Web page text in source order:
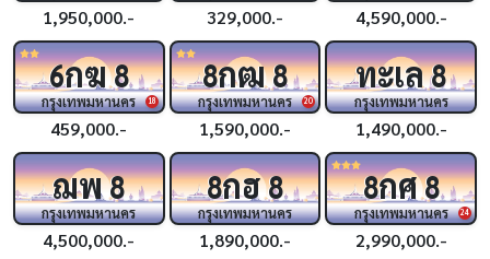
1,950,000.- 329,000.- 4,590,000.-
18
6กฆ8
กรุงเทพมหานคร
459,000.-
20
8กฒ8
กรุงเทพมหานคร
1,590,000.-
ทะเล8
กรุงเทพมหานคร
1,490,000.-
ฌพ8
กรุงเทพมหานคร
4,500,000.-
8กฮ8
กรุงเทพมหานคร
1,890,000.-
24
8กศ8
กรุงเทพมหานคร
2,990,000.-